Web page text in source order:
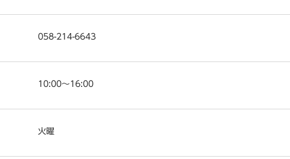
058-214-6643
10:00～16:00
火曜